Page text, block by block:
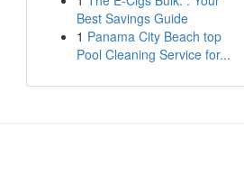
Best Savings Guide
1 Panama City Beach top
Pool Cleaning Service for...